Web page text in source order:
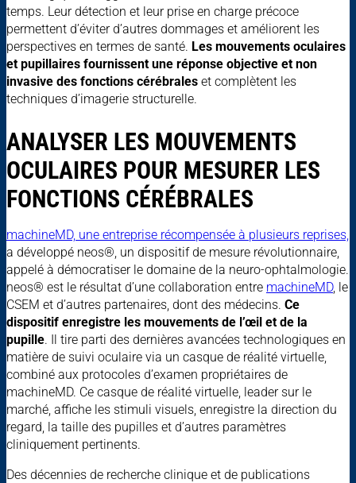
temps. Leur détection et leur prise en charge précoce
permettent d’éviter d’autres dommages et améliorent les
perspectives en termes de santé. Les mouvements oculaires
et pupillaires fournissent une réponse objective et non
invasive des fonctions cérébrales et complètent les
techniques d’imagerie structurelle.
ANALYSER LES MOUVEMENTS
OCULAIRES POUR MESURER LES
FONCTIONS CÉRÉBRALES
machineMD, une entreprise récompensée à plusieurs reprises,
a développé neos®, un dispositif de mesure révolutionnaire,
appelé à démocratiser le domaine de la neuro-ophtalmologie.
neos® est le résultat d’une collaboration entre machineMD, le
CSEM et d’autres partenaires, dont des médecins. Ce
dispositif enregistre les mouvements de l’œil et de la
pupille. Il tire parti des dernières avancées technologiques en
matière de suivi oculaire via un casque de réalité virtuelle,
combiné aux protocoles d’examen propriétaires de
machineMD. Ce casque de réalité virtuelle, leader sur le
marché, affiche les stimuli visuels, enregistre la direction du
regard, la taille des pupilles et d’autres paramètres
cliniquement pertinents.
Des décennies de recherche clinique et de publications